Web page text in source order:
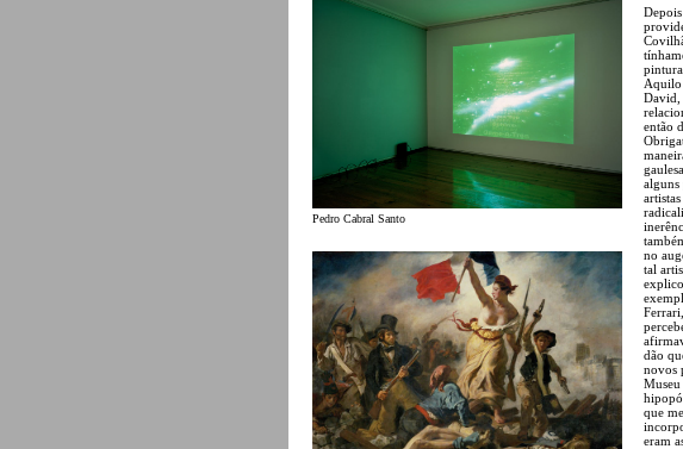
Pedro Cabral Santo
Aquilo
David,
então
alguns
no
tal
dão
novos
Museu
que
eram